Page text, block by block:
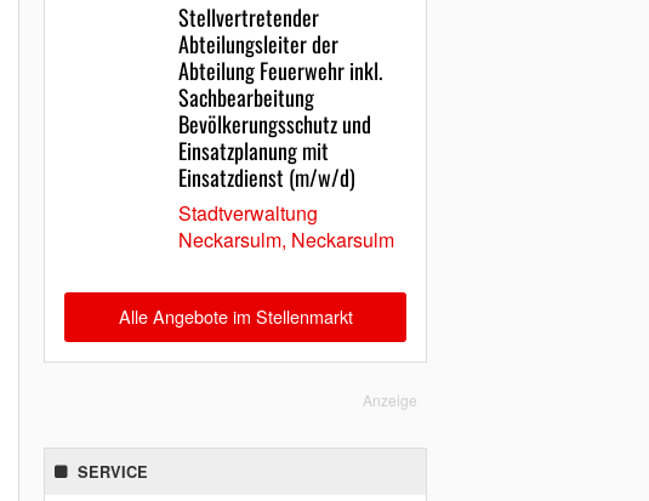
Stellvertretender
Abteilungsleiter der
Abteilung Feuerwehr inkl.
Sachbearbeitung
Bevölkerungsschutz und
Einsatzplanung mit
Einsatzdienst (m/w/d)
Stadtverwaltung
Neckarsulm, Neckarsulm
Alle Angebote im Stellenmarkt
Anzeige
SERVICE